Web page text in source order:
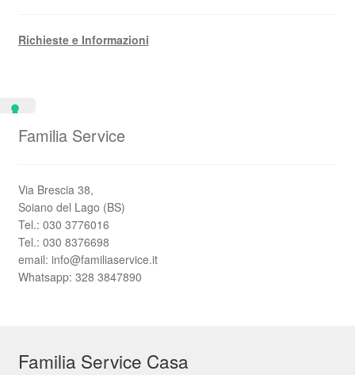
Richieste e Informazioni
Familia Service
Via Brescia 38,
Soiano del Lago (BS)
Tel.: 030 3776016
Tel.: 030 8376698
email: info@familiaservice.it
Whatsapp: 328 3847890
Familia Service Casa